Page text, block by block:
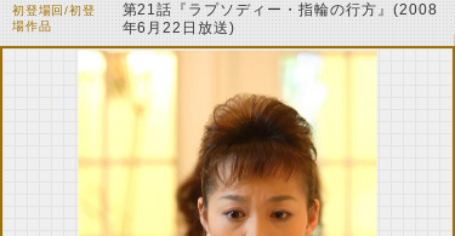
初登場回/初登
場作品
第21話『ラプソディー・指輪の行方』(2008
年6月22日放送)